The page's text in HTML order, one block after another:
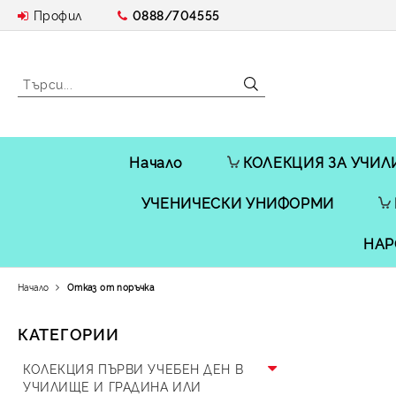
Профил 0888/704555
Начало КОЛЕКЦИЯ ЗА
УЧЕНИЧЕСКИ УНИФОРМИ
КАТЕГОРИИ
КОЛЕКЦИЯ ПЪРВИ УЧЕБЕН ДЕН В
УЧИЛИЩЕ И ГРАДИНА ИЛИ
Начало Отказ от поръчка